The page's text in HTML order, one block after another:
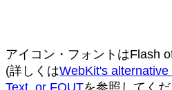
アイコン・フォントはFlash
(詳しくはWebKit's